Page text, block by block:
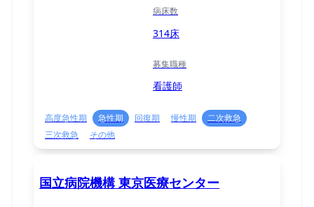
病床数
314床
募集職種
看護師
高度急性期 急性期 回復期 慢性期
二次救急
三次救急
その他
国立病院機構 東京医療センター